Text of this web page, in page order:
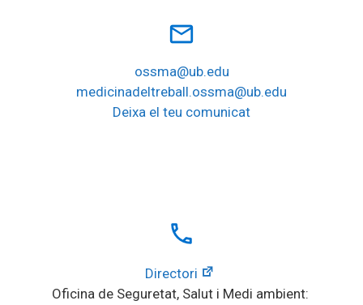
mail_outline
ossma@ub.edu
medicinadeltreball.ossma@ub.edu
Deixa el teu comunicat
local_phone
Directori
Oficina de Seguretat, Salut i Medi ambient: